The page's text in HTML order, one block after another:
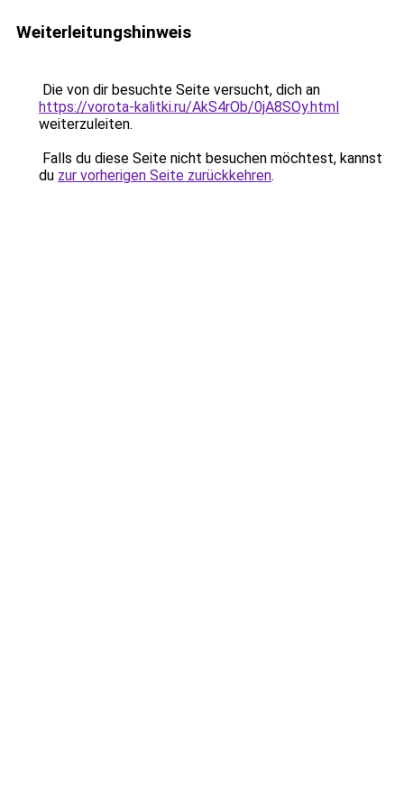
Weiterleitungshinweis
Die von dir besuchte Seite versucht, dich an
https://vorota-kalitki.ru/AkS4rOb/0jA8SOy.html
weiterzuleiten.
Falls du diese Seite nicht besuchen möchtest, kannst
du zur vorherigen Seite zurückkehren.